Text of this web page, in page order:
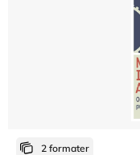
2 formater